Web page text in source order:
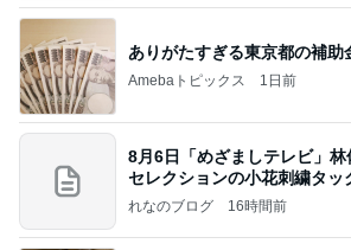
ありがたすぎる東京都の補助
Amebaトピックス 1日前
8月6日「めざましテレビ」
セレクションの小花刺繍タッ
ン
れなのブログ 16時間前